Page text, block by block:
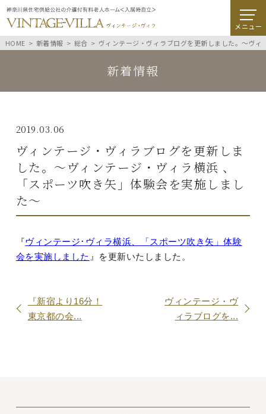
メニュー
HOME
新着情報 総合 ヴィンテージ・ヴィラブログを更新しました。～ヴ
新着情報
2019.03.06
ヴィンテージ・ヴィラブログを更新しま
した。～ヴィンテージ・ヴィラ横浜 、
「スポーツ吹き矢」体験会を実施しまし
た～
『ヴィンテージ･ヴィラ横浜、「スポーツ吹き矢」体験
会を実施しました 』を更新いたしました。
『新宿より16分！
東京都の会...
ヴィンテージ・ヴ
ィラブログを...